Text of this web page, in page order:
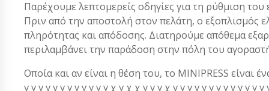
Παρέχουμε λεπτομερείς οδηγίες για τη ρύθμιση
Πριν από την αποστολή στον πελάτη, ο εξοπλισμός
πληρότητας και απόδοσης. Διατηρούμε απόθεμα
περιλαμβάνει την παράδοση στην πόλη του
Οποία και αν είναι η θέση του, το MINIPRESS είναι
γ γ γ γ γ γ γ γ γ γ γ γ χ γ χ χ γ γ γ χ γ γ γ γ γ γ γ γ γ γ